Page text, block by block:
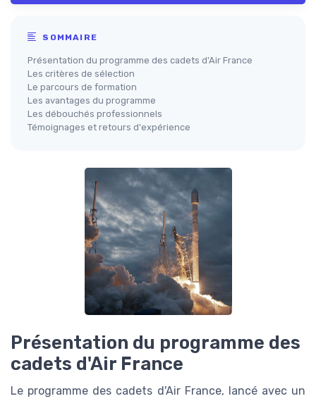
SOMMAIRE
Présentation du programme des cadets d'Air France
Les critères de sélection
Le parcours de formation
Les avantages du programme
Les débouchés professionnels
Témoignages et retours d'expérience
Présentation du programme des
cadets d'Air France
Le programme des cadets d'Air France, lancé avec un